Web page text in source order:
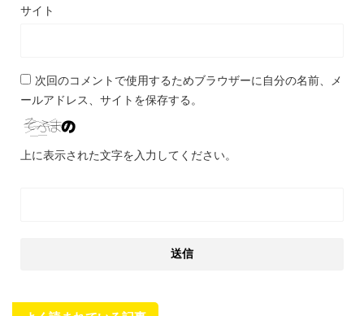
サイト
次回のコメントで使用するためブラウザーに自分の名前、メ
ールアドレス、サイトを保存する。
上に表示された文字を入力してください。